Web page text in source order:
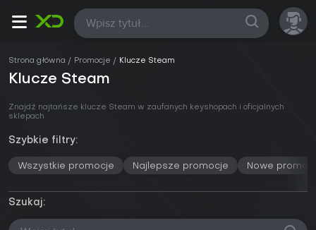
Wszystkie
Strona główna Promocje Klucze Steam
Klucze Steam
Znajdź najtańsze klucze Steam w zaufanych keyshopach i oficjalnych
sklepach
Szybkie filtry:
Wszystkie promocje Najlepsze promocje Nowe
Szukaj: